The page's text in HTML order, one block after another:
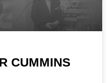
CUMMINS